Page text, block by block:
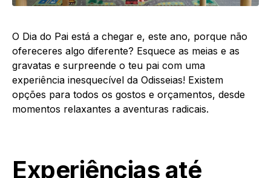
O Dia do Pai está a chegar e, este ano, porque não
ofereceres algo diferente? Esquece as meias e as
gravatas e surpreende o teu pai com uma
experiência inesquecível da Odisseias! Existem
opções para todos os gostos e orçamentos, desde
momentos relaxantes a aventuras radicais.
Experiências até